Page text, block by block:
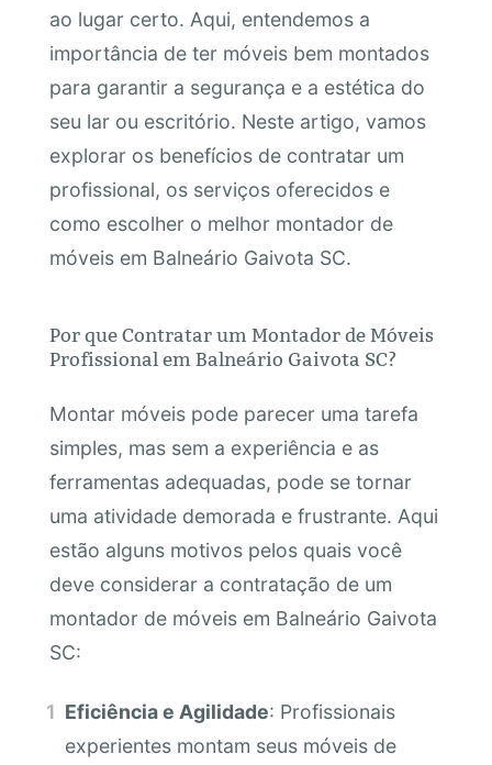
ao lugar certo. Aqui, entendemos a
importância de ter móveis bem montados
para garantir a segurança e a estética do
seu lar ou escritório. Neste artigo, vamos
explorar os benefícios de contratar um
profissional, os serviços oferecidos e
como escolher o melhor montador de
móveis em Balneário Gaivota SC.
Por que Contratar um Montador de Móveis
Profissional em Balneário Gaivota SC?
Montar móveis pode parecer uma tarefa
simples, mas sem a experiência e as
ferramentas adequadas, pode se tornar
uma atividade demorada e frustrante. Aqui
estão alguns motivos pelos quais você
deve considerar a contratação de um
montador de móveis em Balneário Gaivota
SC:
Eficiência e Agilidade: Profissionais
experientes montam seus móveis de